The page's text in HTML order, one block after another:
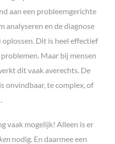
aan een probleemgerichte
analyseren en de diagnose
Dit is heel effectief
Maar bij mensen
dit vaak averechts. De
onvindbaar, te complex, of
vaak mogelijk! Alleen is er
nodig. En daarmee een